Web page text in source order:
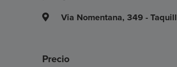
Via Nomentana, 349 -
Precio